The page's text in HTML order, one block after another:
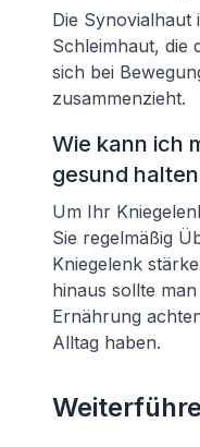
Die Synovialhaut
Schleimhaut, die
sich bei
zusammenzieht.
Wie kann ich
gesund
Um Ihr
Sie regelmäßig
Kniegelenk
hinaus sollte
Ernährung
Alltag haben.